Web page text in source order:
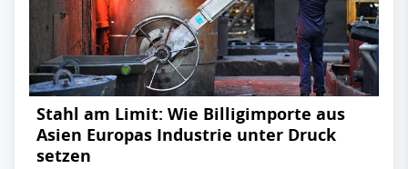
Stahl am Limit: Wie Billigimporte aus
Asien Europas Industrie unter Druck
setzen